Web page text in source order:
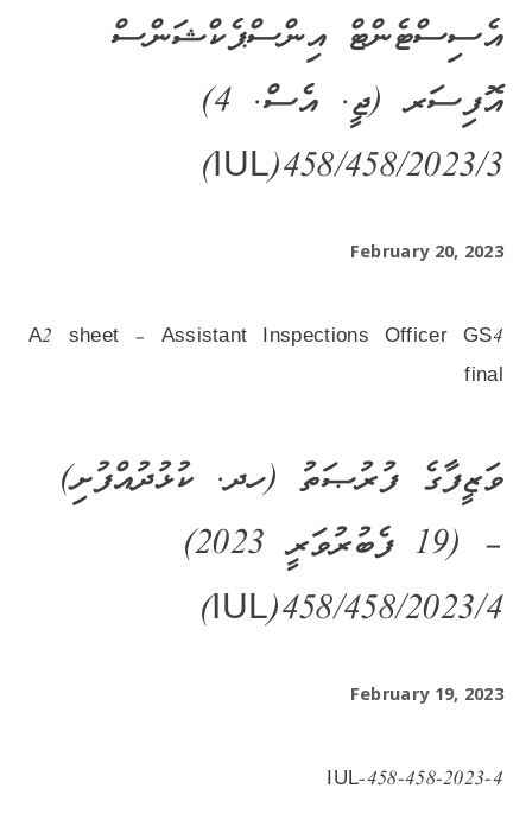
އެސިސްޓެންޓް އިންސްޕެކްޝަންސް
އޮފިސަރ (ޖީ. އެސް. 4)
IUL)458/458/2023/3)
February 20, 2023
A2 sheet – Assistant Inspections Officer GS4
final
ވަޒީފާގެ ފުރުޞަތު (ހދ. ކުޅުދުއްފުށި)
– (19 ފެބުރުވަރީ 2023)
4/IUL)458/458/2023)
February 19, 2023
IUL-458-458-2023-4